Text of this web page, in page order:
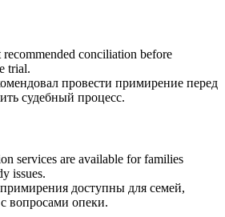
recommended conciliation before
trial.
провести примирение перед
судебный процесс.
services are available for families
issues.
доступны для семей,
вопросами опеки.